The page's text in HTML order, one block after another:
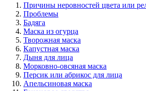
Причины неровностей цвета или
Проблемы
Бадяга
Маска из огурца
Творожная маска
Капустная маска
Дыня для лица
Морковно-овсяная маска
Персик или абрикос для лица
Апельсиновая маска